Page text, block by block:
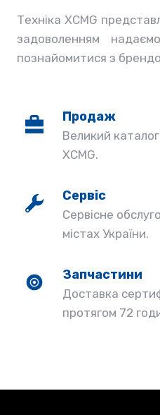
Техніка XCMG
задоволенням
познайомитися з
Продаж
Великий
XCMG.
Сервіс
Сервісне
містах України.
Запчастини
Доставка
протягом 72